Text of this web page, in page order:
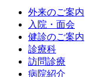
外来のご案内
入院・面会
健診のご案内
診療科
訪問診療
病院紹介